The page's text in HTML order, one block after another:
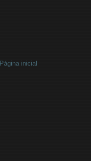
Página inicial